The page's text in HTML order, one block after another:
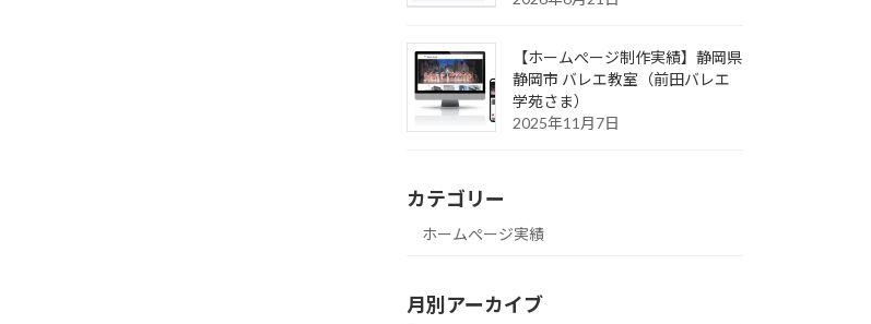
【ホームぺージ制作実績】静岡県
静岡市 バレエ教室（前田バレエ
学苑さま）
2025年11月7日
カテゴリー
ホームぺージ実績
月別アーカイブ